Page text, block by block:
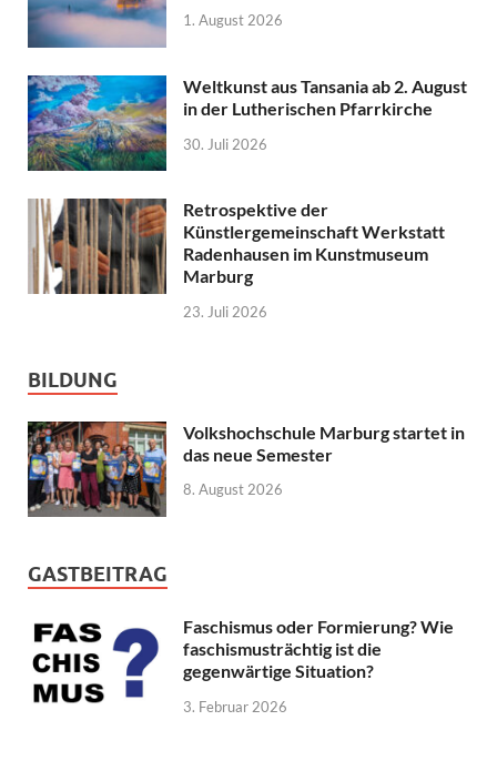
1. August 2026
Weltkunst aus Tansania ab 2. August
in der Lutherischen Pfarrkirche
30. Juli 2026
Retrospektive der
Künstlergemeinschaft Werkstatt
Radenhausen im Kunstmuseum
Marburg
23. Juli 2026
BILDUNG
Volkshochschule Marburg startet in
das neue Semester
8. August 2026
GASTBEITRAG
Faschismus oder Formierung? Wie
faschismusträchtig ist die
gegenwärtige Situation?
3. Februar 2026